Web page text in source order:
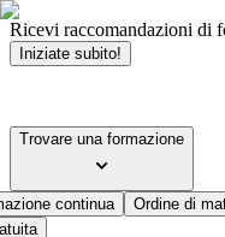
Ricevi raccomandazioni di
Iniziate subito!
Trovare una formazione
continua
Ordine di